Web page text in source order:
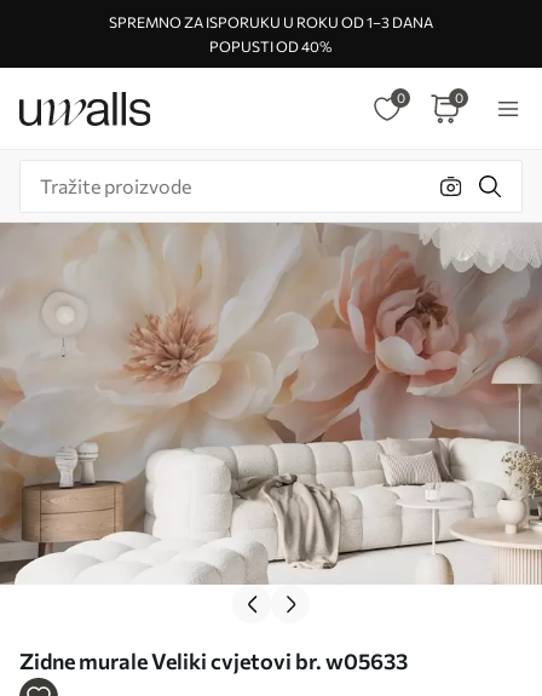
SPREMNO ZA ISPORUKU U ROKU OD 1–3 DANA
POPUSTI OD 40%
0 0
Zidne murale Veliki cvjetovi br. w05633